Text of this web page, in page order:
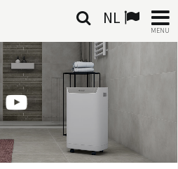
NL
MENU